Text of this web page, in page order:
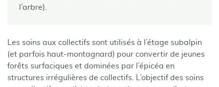
l’arbre).
Les soins aux collectifs sont utilisés à l’étage subalpin
(et parfois haut-montagnard) pour convertir de jeunes
forêts surfaciques et dominées par l’épicéa en
structures irrégulières de collectifs. L’objectif des soins